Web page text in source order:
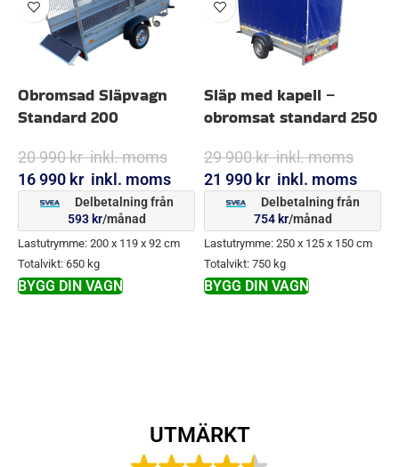
Obromsad Släpvagn
Standard 200
20 990kr inkl. moms
16 990 kr inkl. moms
Delbetalning från
593 kr/månad
Lastutrymme: 200 x 119 x 92 cm
Totalvikt: 650 kg
BYGG DIN VAGN
Släp med kapell –
obromsat standard 250
29 900kr inkl. moms
21 990 kr inkl. moms
Delbetalning från
754 kr/månad
Lastutrymme: 250 x 125 x 150 cm
Totalvikt: 750 kg
BYGG DIN VAGN